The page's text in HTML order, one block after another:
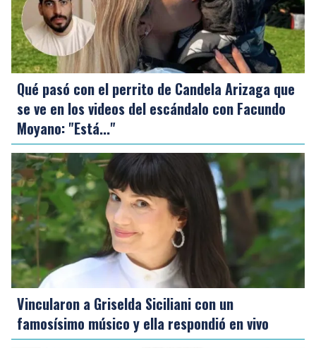
Qué pasó con el perrito de Candela Arizaga que
se ve en los videos del escándalo con Facundo
Moyano: "Está..."
Vincularon a Griselda Siciliani con un
famosísimo músico y ella respondió en vivo